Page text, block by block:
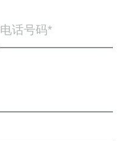
电话号码